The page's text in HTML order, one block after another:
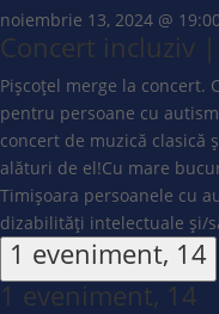
noiembrie 13, 2024 @ 19:00
Concert incluziv
Pișcoțel merge la concert.
pentru persoane cu
concert de muzică clasică
alături de el!Cu mare
Timișoara persoanele cu
dizabilități intelectuale și/
1 eveniment, 14
1 eveniment, 14